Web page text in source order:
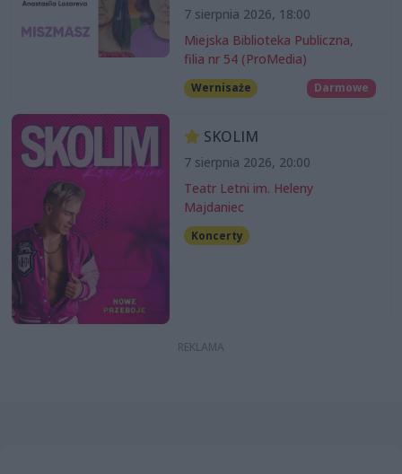
7 sierpnia 2026, 18:00
Miejska Biblioteka Publiczna,
filia nr 54 (ProMedia)
Wernisaże Darmowe
SKOLIM
7 sierpnia 2026, 20:00
Teatr Letni im. Heleny
Majdaniec
Koncerty